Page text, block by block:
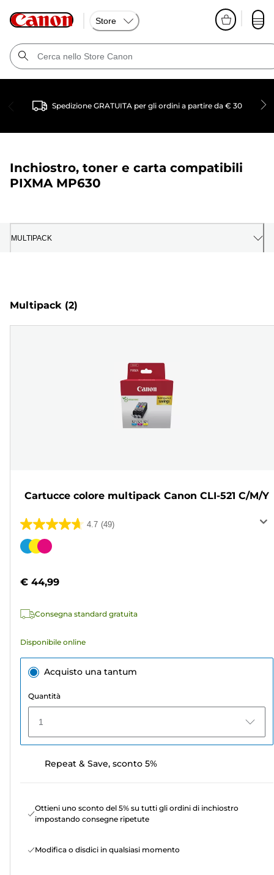
Store
Spedizione GRATUITA per gli ordini a partire da € 30
Inchiostro, toner e carta compatibili
PIXMA MP630
MULTIPACK
Multipack (2)
Cartucce colore multipack Canon CLI-521 C/M/Y
4.7 (49)
4.7
su
49
Cartuccia
€ 44,99
Consegna standard gratuita
Disponibile online
Acquisto una tantum
Quantità
1
Repeat & Save, sconto 5%
Ottieni uno sconto del 5% su tutti gli ordini di inchiostro
impostando consegne ripetute
Modifica o disdici in qualsiasi momento